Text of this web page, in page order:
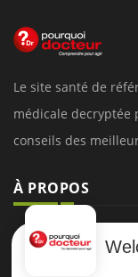
Le site santé de
médicale decryptée
conseils des
À PROPOS
Données